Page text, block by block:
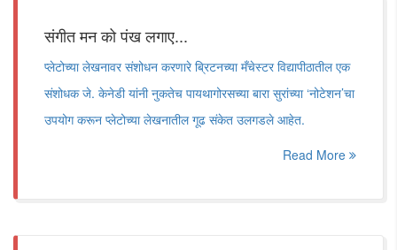
संगीत मन को पंख लगाए...
प्लेटोच्या लेखनावर संशोधन करणारे ब्रिटनच्या मँचेस्टर विद्यापीठातील एक
संशोधक जे. केनेडी यांनी नुकतेच पायथागोरसच्या बारा सुरांच्या ‘नोटेशन’चा
उपयोग करून प्लेटोच्या लेखनातील गूढ संकेत उलगडले आहेत.
Read More